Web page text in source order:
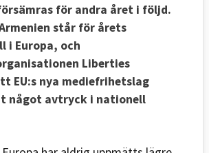
för andra året i följd.
står för årets
i Europa, och
Liberties
EU:s nya mediefrihetslag
något avtryck i nationell